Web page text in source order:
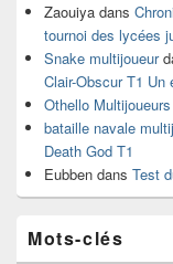
Zaouiya dans
tournoi des lycées
Snake multijoueur
Clair-Obscur T1 Un
Othello Multijoueurs
bataille navale
Death God T1
Eubben dans Test
Mots-clés